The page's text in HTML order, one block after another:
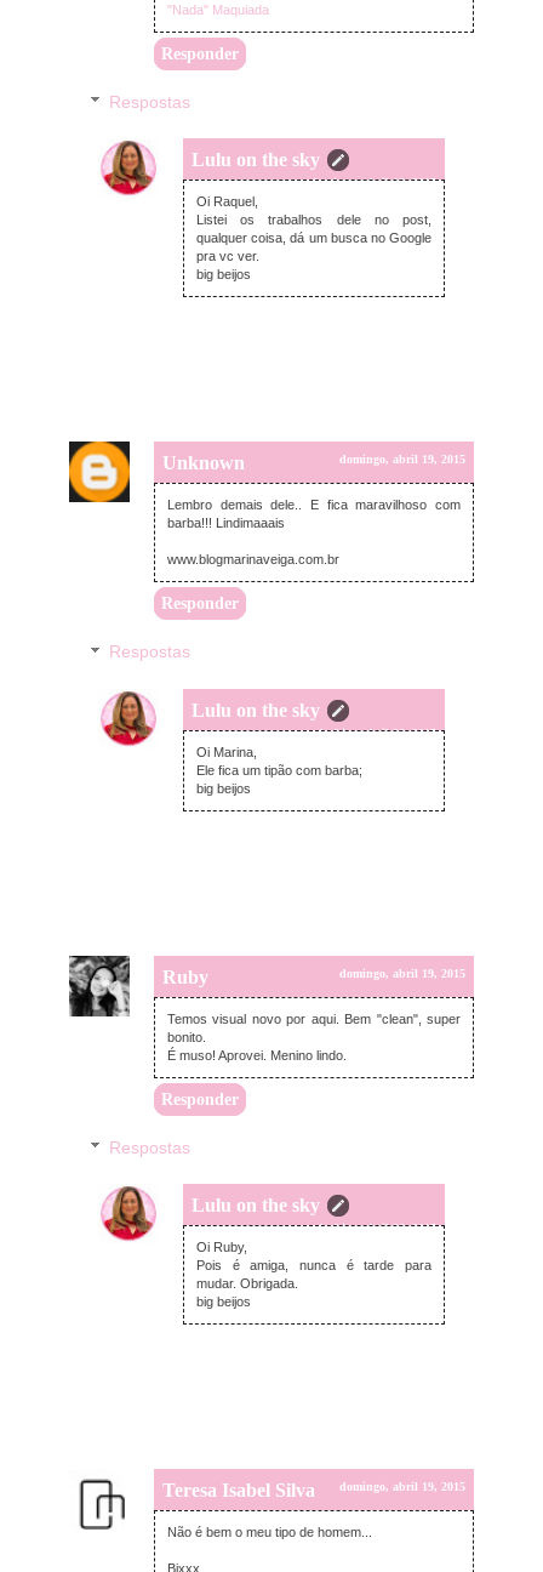
"Nada" Maquiada
Responder
Respostas
Lulu on the sky
domingo, abril 19, 2015
Oi Raquel,
Listei os trabalhos dele no post,
qualquer coisa, dá um busca no Google
pra vc ver.
big beijos
Unknown domingo, abril 19, 2015
Lembro demais dele.. E fica maravilhoso com
barba!!! Lindimaaais
www.blogmarinaveiga.com.br
Responder
Respostas
Lulu on the sky
segunda-feira, abril 20, 2015
Oi Marina,
Ele fica um tipão com barba;
big beijos
Ruby domingo, abril 19, 2015
Temos visual novo por aqui. Bem "clean", super
bonito.
É muso! Aprovei. Menino lindo.
Responder
Respostas
Lulu on the sky
segunda-feira, abril 20, 2015
Oi Ruby,
Pois é amiga, nunca é tarde para
mudar. Obrigada.
big beijos
Teresa Isabel Silva domingo, abril 19, 2015
Não é bem o meu tipo de homem...
Bjxxx